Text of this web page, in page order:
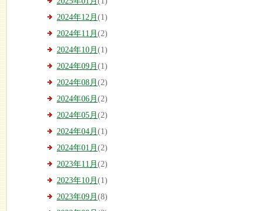
2024年12月 (1)
2024年11月 (2)
2024年10月 (1)
2024年09月 (1)
2024年08月 (2)
2024年06月 (2)
2024年05月 (2)
2024年04月 (1)
2024年01月 (2)
2023年11月 (2)
2023年10月 (1)
2023年09月 (8)